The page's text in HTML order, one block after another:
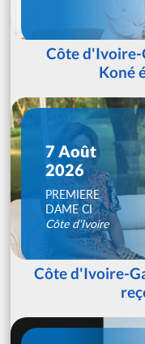
Côte d'Ivoire-
Koné
7 Août
2026
PREMIERE
DAME CI
Côte d'Ivoire
Côte d'Ivoire-